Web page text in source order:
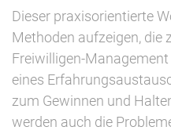
Dieser praxisorientierte
Methoden aufzeigen, die
Freiwilligen-
eines
zum Gewinnen und
werden auch die